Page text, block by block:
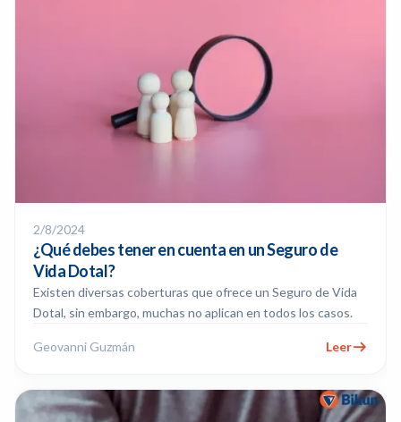
2/8/2024
¿Qué debes tener en cuenta en un Seguro de
Vida Dotal?
Existen diversas coberturas que ofrece un Seguro de Vida
Dotal, sin embargo, muchas no aplican en todos los casos.
Geovanni Guzmán Leer